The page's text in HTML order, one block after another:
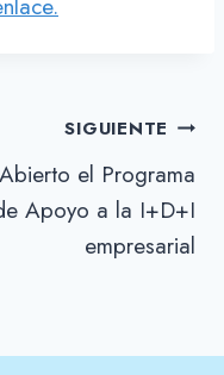
SIGUIENTE
Abierto el Programa
Apoyo a la I+D+I
empresarial